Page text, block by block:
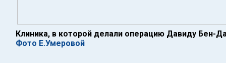
Клиника, в которой делали операцию Давиду Бен-
Фото Е.Умеровой